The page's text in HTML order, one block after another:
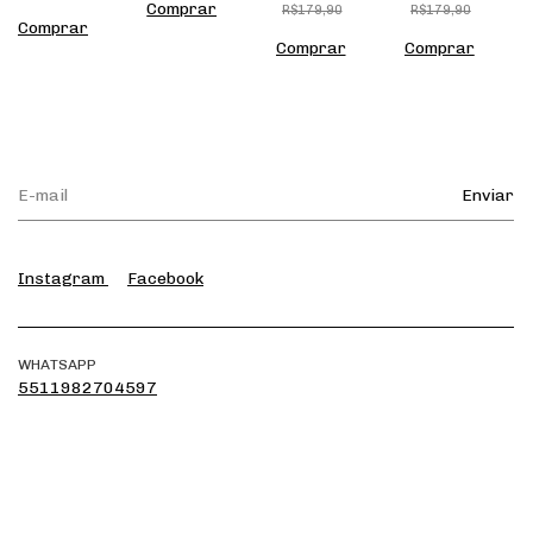
R$179,90 R$179,90
Instagram Facebook
WHATSAPP
5511982704597